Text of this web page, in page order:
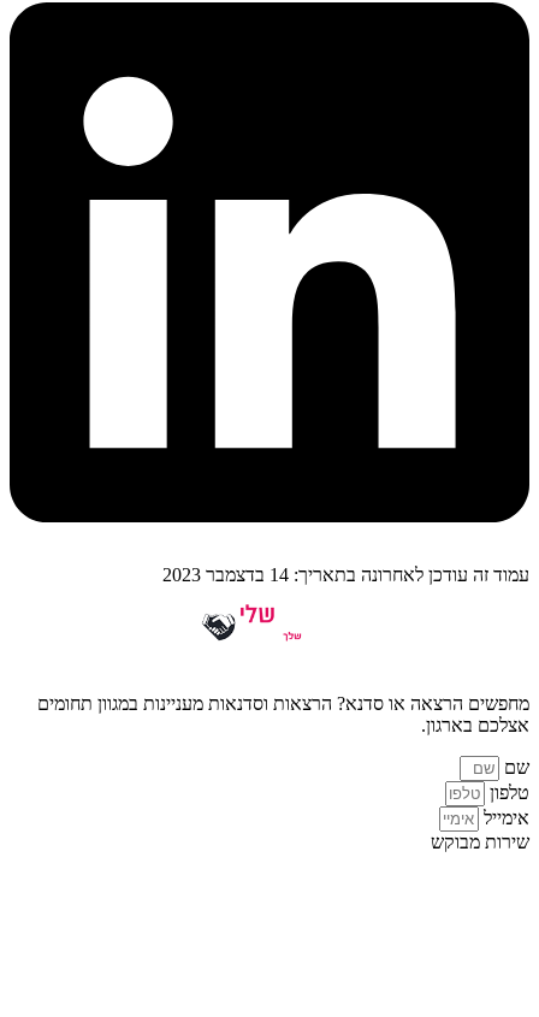
עמוד זה עודכן לאחרונה בתאריך: 14 בדצמבר 2023
מחפשים הרצאה או סדנא? הרצאות וסדנאות מעניינות במגוון תחומים
אצלכם בארגון.
שם
טלפון
אימייל
שירות מבוקש